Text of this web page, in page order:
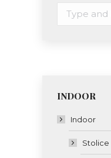
INDOOR
Indoor
Stolice